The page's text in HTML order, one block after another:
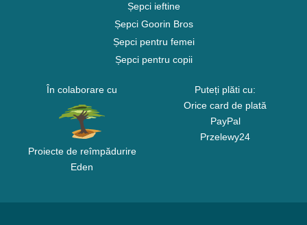
Șepci ieftine
Șepci Goorin Bros
Șepci pentru femei
Șepci pentru copii
În colaborare cu
Proiecte de reîmpădurire
Eden
Puteți plăti cu:
Orice card de plată
PayPal
Przelewy24